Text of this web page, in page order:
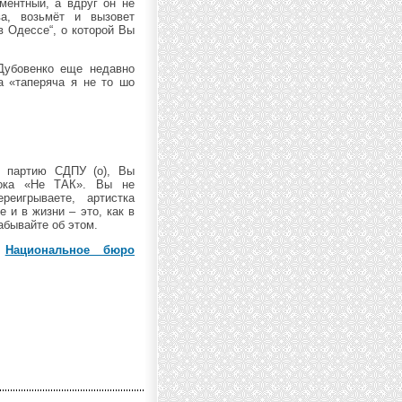
а вдруг он не
возьмёт и вызовет
Одессе“, о которой Вы
еще недавно
«таперяча я не то шо
партию СДПУ (о), Вы
«Не ТАК». Вы не
артистка
и в жизни – это, как в
об этом.
Национальное бюро